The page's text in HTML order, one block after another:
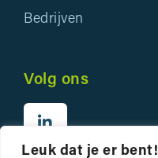
Leuk dat je er bent!
Bedrijven
Volg ons